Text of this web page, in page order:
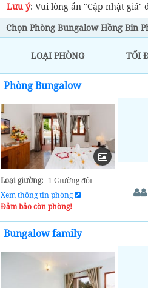
Lưu ý: Vui lòng ẩn "Cập nhật giá"
Chọn Phòng Bungalow Hồng Bin
LOẠI PHÒNG TỐI
Phòng Bungalow
Loại giường: 1 Giường đôi
Xem thông tin phòng
Đảm bảo còn phòng!
Bungalow family